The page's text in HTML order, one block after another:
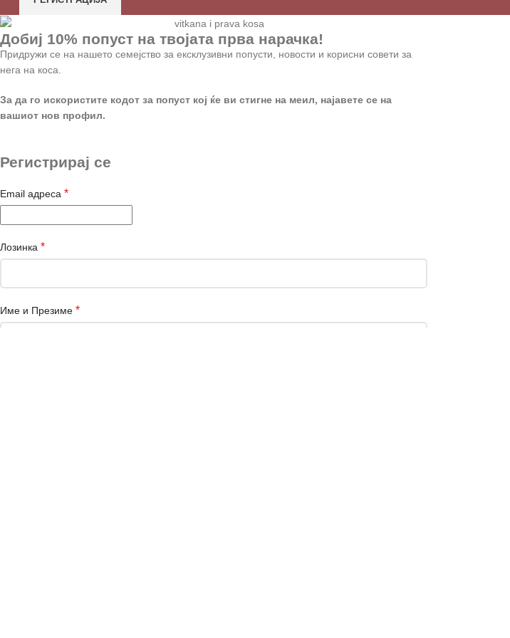
Добиј 10% попуст на твојата прва нарачка!
Придружи се на нашето семејство за ексклузивни попусти, новости и корисни совети за
нега на коса.
За да го искористите кодот за попуст кој ќе ви стигне на меил, најавете се на
вашиот нов профил.
Регистрирај се
Email адреса *
Лозинка *
Име и Презиме *